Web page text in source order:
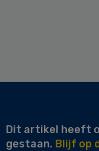
Dit artikel heeft
gestaan. Blijf op